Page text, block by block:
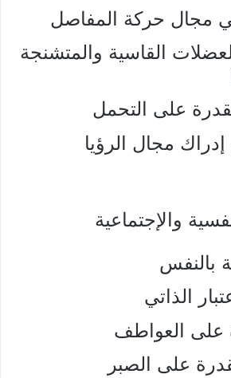
مجال حركة المفاصل
القاسية والمتشنجة
على التحمل
مجال الرؤيا
والإجتماعية
بالنفس
الذاتي
على العواطف
على الصبر